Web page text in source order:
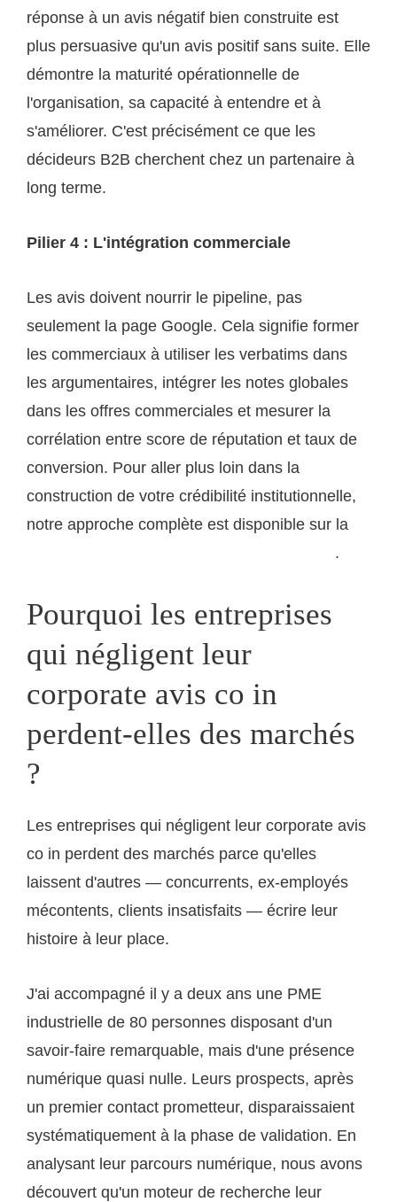
réponse à un avis négatif bien construite est
plus persuasive qu'un avis positif sans suite. Elle
démontre la maturité opérationnelle de
l'organisation, sa capacité à entendre et à
s'améliorer. C'est précisément ce que les
décideurs B2B cherchent chez un partenaire à
long terme.
Pilier 4 : L'intégration commerciale
Les avis doivent nourrir le pipeline, pas
seulement la page Google. Cela signifie former
les commerciaux à utiliser les verbatims dans
les argumentaires, intégrer les notes globales
dans les offres commerciales et mesurer la
corrélation entre score de réputation et taux de
conversion. Pour aller plus loin dans la
construction de votre crédibilité institutionnelle,
notre approche complète est disponible sur la
.
Pourquoi les entreprises
qui négligent leur
corporate avis co in
perdent-elles des marchés
?
Les entreprises qui négligent leur corporate avis
co in perdent des marchés parce qu'elles
laissent d'autres — concurrents, ex-employés
mécontents, clients insatisfaits — écrire leur
histoire à leur place.
J'ai accompagné il y a deux ans une PME
industrielle de 80 personnes disposant d'un
savoir-faire remarquable, mais d'une présence
numérique quasi nulle. Leurs prospects, après
un premier contact prometteur, disparaissaient
systématiquement à la phase de validation. En
analysant leur parcours numérique, nous avons
découvert qu'un moteur de recherche leur